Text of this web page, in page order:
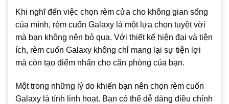
Khi nghĩ đến việc chọn rèm cửa cho không gian sống
của mình, rèm cuốn Galaxy là một lựa chọn tuyệt vời
mà bạn không nên bỏ qua. Với thiết kế hiện đại và tiện
ích, rèm cuốn Galaxy không chỉ mang lại sự tiện lợi
mà còn tạo điểm nhấn cho căn phòng của bạn.
Một trong những lý do khiến bạn nên chọn rèm cuốn
Galaxy là tính linh hoạt. Bạn có thể dễ dàng điều chỉnh